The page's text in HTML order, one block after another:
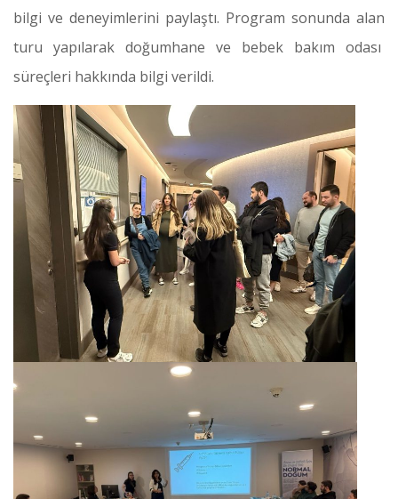
bilgi ve deneyimlerini paylaştı. Program sonunda alan
turu yapılarak doğumhane ve bebek bakım odası
süreçleri hakkında bilgi verildi.